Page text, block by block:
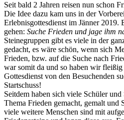
Seit bald 2 Jahren reisen nun schon
Die Idee dazu kam uns in der
Erlebnisgottesdienst im Jänner 2019.
gehen: Suche Frieden und jage ihm
Steinegruppen gibt es viele in der
gedacht, es wäre schön, wenn sich
Frieden, bzw. auf die Suche nach
war somit da und so haben wir
Gottesdienst von den Besuchenden
Startschuss!
Seitdem haben sich viele Schüler
Thema Frieden gemacht, gemalt und
viele weitere Menschen sind mit